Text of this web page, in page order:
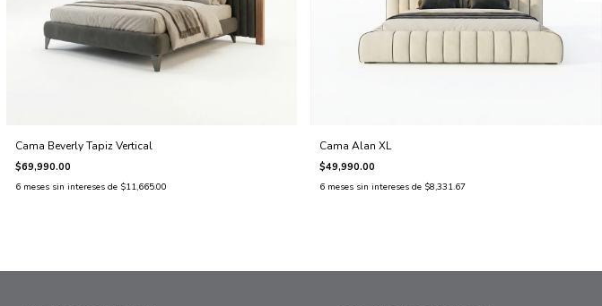
Cama Beverly Tapiz Vertical
$69,990.00
6 meses sin intereses de $11,665.00
Cama Alan XL
$49,990.00
6 meses sin intereses de $8,331.67